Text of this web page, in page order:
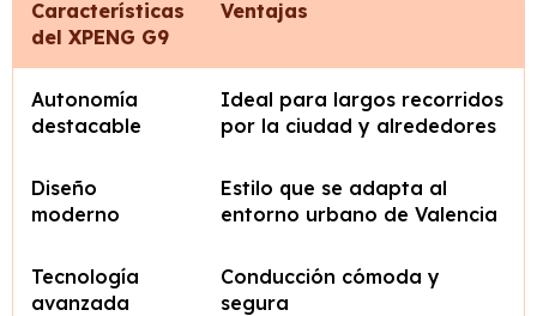
Características
del XPENG G9
Ventajas
Autonomía
destacable
Ideal para largos recorridos
por la ciudad y alrededores
Diseño
moderno
Estilo que se adapta al
entorno urbano de Valencia
Tecnología
avanzada
Conducción cómoda y
segura